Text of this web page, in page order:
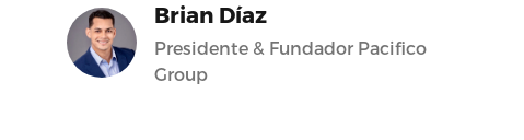
Brian Díaz
Presidente & Fundador Pacifico
Group